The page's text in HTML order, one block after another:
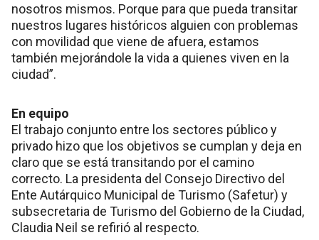
nosotros mismos. Porque para que pueda transitar
nuestros lugares históricos alguien con problemas
con movilidad que viene de afuera, estamos
también mejorándole la vida a quienes viven en la
ciudad”.
En equipo
El trabajo conjunto entre los sectores público y
privado hizo que los objetivos se cumplan y deja en
claro que se está transitando por el camino
correcto. La presidenta del Consejo Directivo del
Ente Autárquico Municipal de Turismo (Safetur) y
subsecretaria de Turismo del Gobierno de la Ciudad,
Claudia Neil se refirió al respecto.